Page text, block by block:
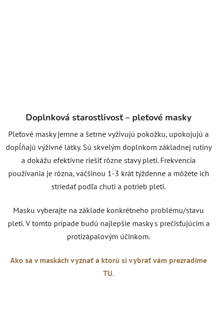
Doplnková starostlivosť – pleťové masky
Pleťové masky jemne a šetrne vyživujú pokožku, upokojujú a
dopĺňajú výživné látky. Sú skvelým doplnkom základnej rutiny
a dokážu efektívne riešiť rôzne stavy pleti. Frekvencia
používania je rôzna, väčšinou 1-3 krát týždenne a môžete ich
striedať podľa chuti a potrieb pleti.
Masku vyberajte na základe konkrétneho problému/stavu
pleti. V tomto prípade budú najlepšie masky s prečisťujúcim a
protizápalovým účinkom.
Ako sa v maskách vyznať a ktorú si vybrať vám prezradíme
TU.